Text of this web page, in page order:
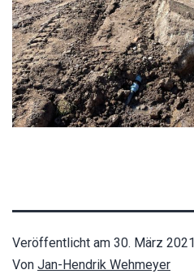
Veröffentlicht am 30. März 2021
Von Jan-Hendrik Wehmeyer